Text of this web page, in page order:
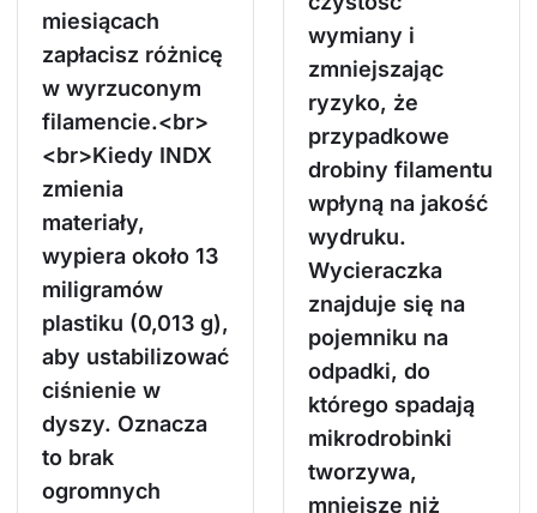
miesiącach
zapłacisz różnicę
w wyrzuconym
filamencie.<br>
<br>Kiedy INDX
zmienia
materiały,
wypiera około 13
miligramów
plastiku (0,013 g),
aby ustabilizować
ciśnienie w
dyszy. Oznacza
to brak
ogromnych
wymiany i
zmniejszając
ryzyko, że
przypadkowe
drobiny filamentu
wpłyną na jakość
wydruku.
Wycieraczka
znajduje się na
pojemniku na
odpadki, do
którego spadają
mikrodrobinki
tworzywa,
mniejsze niż